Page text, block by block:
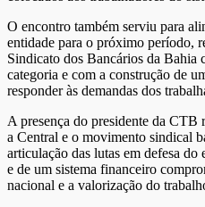
O encontro também serviu para
entidade para o próximo período,
Sindicato dos Bancários da Bahia
categoria e com a construção de
responder às demandas dos
A presença do presidente da CTB
a Central e o movimento sindical
articulação das lutas em defesa
e de um sistema financeiro
nacional e a valorização do